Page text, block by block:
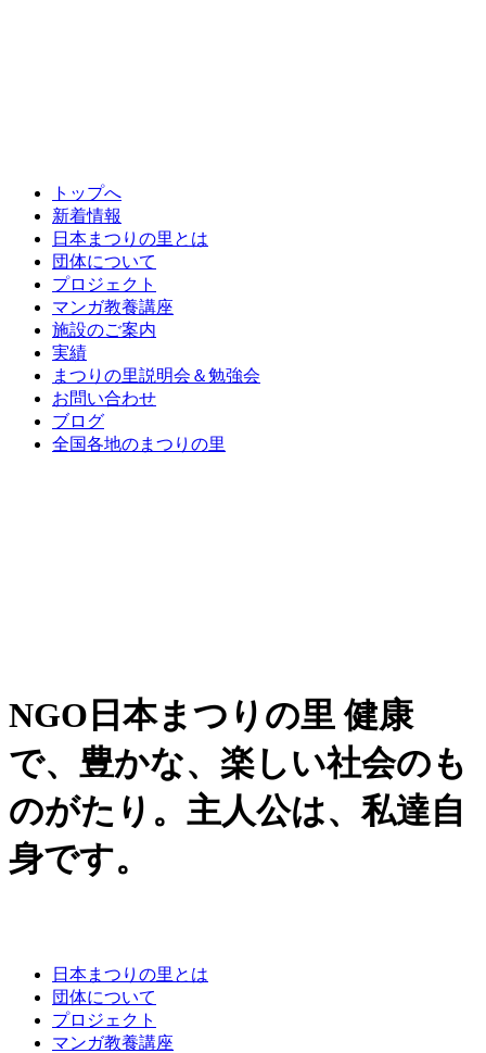
トップへ
新着情報
日本まつりの里とは
団体について
プロジェクト
マンガ教養講座
施設のご案内
実績
まつりの里説明会＆勉強会
お問い合わせ
ブログ
全国各地のまつりの里
NGO日本まつりの里 健康
で、豊かな、楽しい社会のも
のがたり。主人公は、私達自
身です。
日本まつりの里とは
団体について
プロジェクト
マンガ教養講座